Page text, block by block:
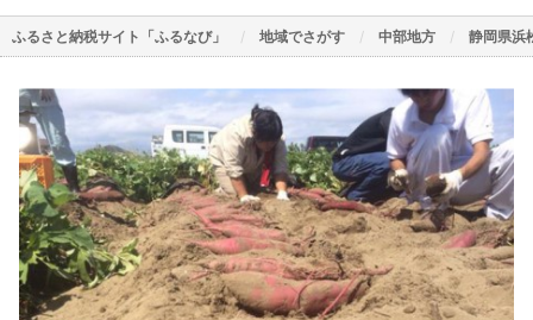
ふるさと納税サイト「ふるなび」 地域でさがす 中部地方 静岡県浜